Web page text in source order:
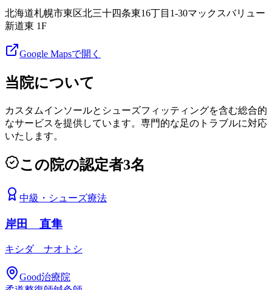
北海道札幌市東区北三十四条東16丁目1-30マックスバリュー
新道東 1F
Google Mapsで開く
当院について
カスタムインソールとシューズフィッティングを含む総合的
なサービスを提供しています。専門的な足のトラブルに対応
いたします。
この院の認定者3名
中級 ・ シューズ療法
岸田 直隼
キシダ ナオトシ
Good治療院